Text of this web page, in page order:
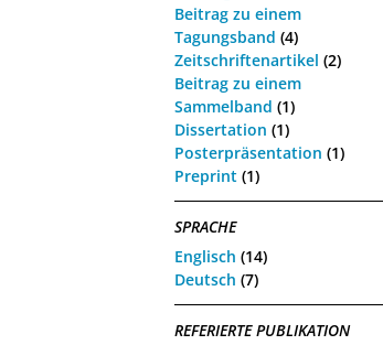
Beitrag zu einem
Tagungsband (4)
Zeitschriftenartikel (2)
Beitrag zu einem
Sammelband (1)
Dissertation (1)
Posterpräsentation (1)
Preprint (1)
SPRACHE
Englisch (14)
Deutsch (7)
REFERIERTE PUBLIKATION